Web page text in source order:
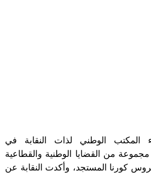
المكتب الوطني لذات النقابة في
من القضايا الوطنية والقطاعية
كورنا المستجد، وأكدت النقابة عن